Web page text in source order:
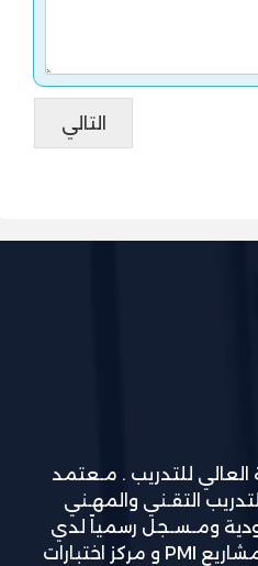
التالي
العالي للتدريب . مـعتمد
التقـني والمهـني
ومـسـجل رسمياً لدي
المعهد الأمريكي لإدارة المشاريع PMI و مركز اختبارات